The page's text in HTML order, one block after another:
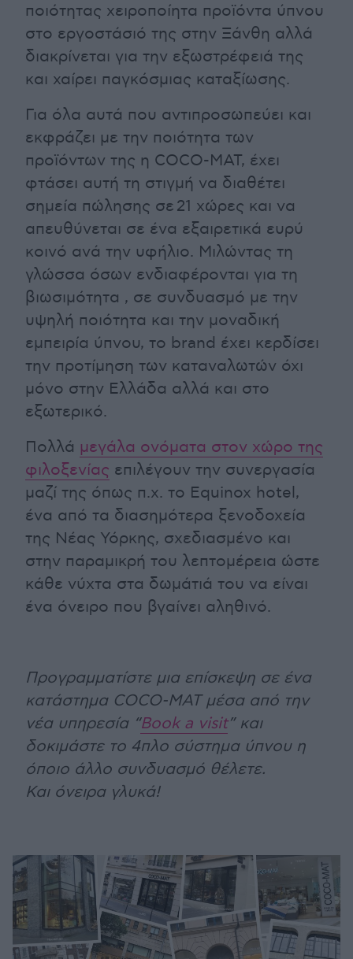
ποιότητας χειροποίητα προϊόντα ύπνου
στο εργοστάσιό της στην Ξάνθη αλλά
διακρίνεται για την εξωστρέφειά της
και χαίρει παγκόσμιας καταξίωσης.
Για όλα αυτά που αντιπροσωπεύει και
εκφράζει με την ποιότητα των
προϊόντων της η COCO-MAT, έχει
φτάσει αυτή τη στιγμή να διαθέτει
σημεία πώλησης σε 21 χώρες και να
απευθύνεται σε ένα εξαιρετικά ευρύ
κοινό ανά την υφήλιο. Μιλώντας τη
γλώσσα όσων ενδιαφέρονται για τη
βιωσιμότητα , σε συνδυασμό με την
υψηλή ποιότητα και την μοναδική
εμπειρία ύπνου, το brand έχει κερδίσει
την προτίμηση των καταναλωτών όχι
μόνο στην Ελλάδα αλλά και στο
εξωτερικό.
Πολλά μεγάλα ονόματα στον χώρο της
φιλοξενίας επιλέγουν την συνεργασία
μαζί της όπως π.χ. το Equinox hotel,
ένα από τα διασημότερα ξενοδοχεία
της Νέας Υόρκης, σχεδιασμένο και
στην παραμικρή του λεπτομέρεια ώστε
κάθε νύχτα στα δωμάτιά του να είναι
ένα όνειρο που βγαίνει αληθινό.
Προγραμματίστε μια επίσκεψη σε ένα
κατάστημα COCO-MAT μέσα από την
νέα υπηρεσία “Book a visit” και
δοκιμάστε το 4πλο σύστημα ύπνου η
όποιο άλλο συνδυασμό θέλετε.
Και όνειρα γλυκά!